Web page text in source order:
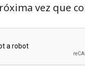
vez que